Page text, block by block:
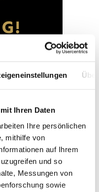
Ihren Daten
Ihre persönlichen
mithilfe von
auf Ihrem
und so
Messungen von
sowie